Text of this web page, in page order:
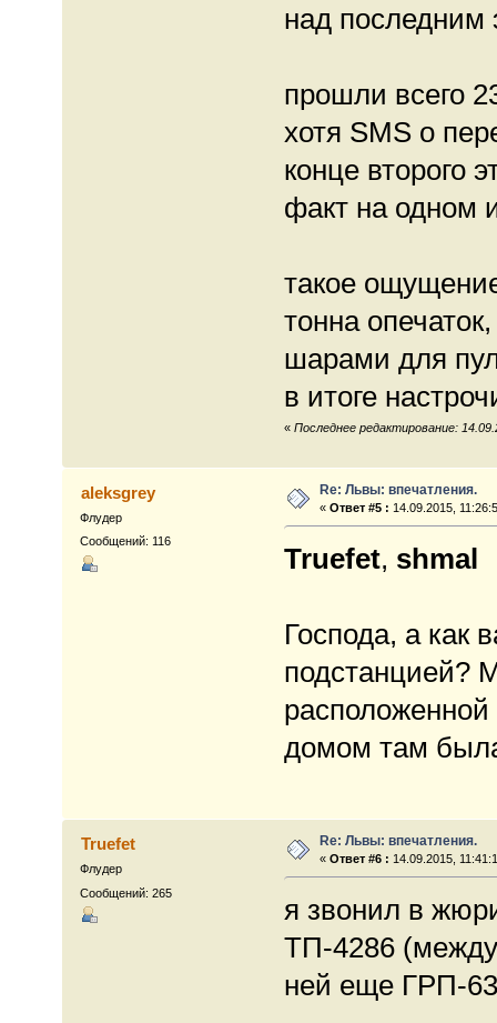
над последним
прошли всего
хотя SMS о
конце второго
факт на одном
такое
тонна
шарами для
в итоге
« Последнее редактирование:
aleksgrey
Флудер
Сообщений: 116
Re: Львы: впечатления.
«Ответ #5 : 14.09.2015,
Truefet, shmal
Господа, а как
подстанцией?
домом там
Truefet
Флудер
Сообщений: 265
Re: Львы: впечатления.
«Ответ #6 : 14.09.2015,
я звонил в
ТП-4286
ней еще ГРП-63